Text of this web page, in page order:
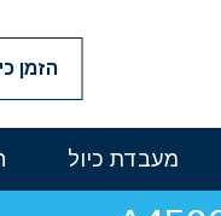
הזמן
מעבדת כיול